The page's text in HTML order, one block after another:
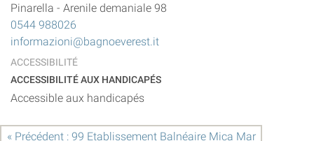
Pinarella - Arenile demaniale 98
0544 988026
informazioni@bagnoeverest.it
ACCESSIBILITÉ
ACCESSIBILITÉ AUX HANDICAPÉS
Accessible aux handicapés
« Précédent : 99 Etablissement Balnéaire Mica Mar